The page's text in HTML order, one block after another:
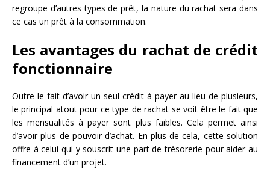
regroupe d’autres types de prêt, la nature du rachat sera dans
ce cas un prêt à la consommation.
Les avantages du rachat de crédit
fonctionnaire
Outre le fait d’avoir un seul crédit à payer au lieu de plusieurs,
le principal atout pour ce type de rachat se voit être le fait que
les mensualités à payer sont plus faibles. Cela permet ainsi
d’avoir plus de pouvoir d’achat. En plus de cela, cette solution
offre à celui qui y souscrit une part de trésorerie pour aider au
financement d’un projet.